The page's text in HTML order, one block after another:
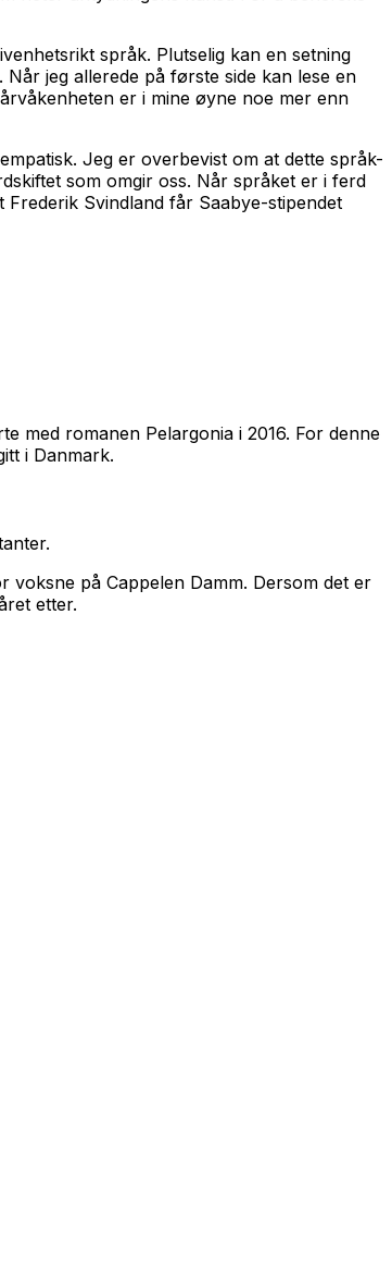
språk. Plutselig kan en setning
jeg allerede på første side kan lese en
er i mine øyne noe mer enn
Jeg er overbevist om at dette språk-
som omgir oss. Når språket er i ferd
Svindland får Saabye-stipendet
med romanen Pelargonia i 2016. For denne
i Danmark.
på Cappelen Damm. Dersom det er
etter.